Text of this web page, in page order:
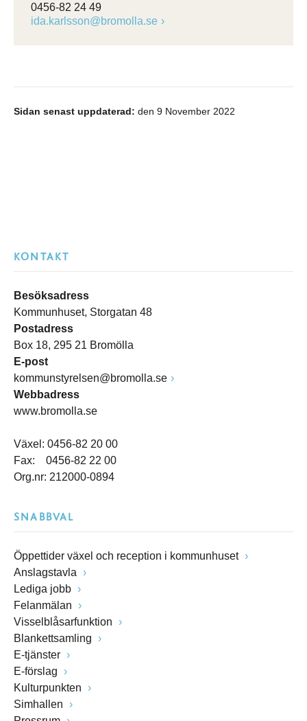
0456-82 24 49
ida.karlsson@bromolla.se
Sidan senast uppdaterad: den 9 November 2022
KONTAKT
Besöksadress
Kommunhuset, Storgatan 48
Postadress
Box 18, 295 21 Bromölla
E-post
kommunstyrelsen@bromolla.se
Webbadress
www.bromolla.se
Växel: 0456-82 20 00
Fax: 0456-82 22 00
Org.nr: 212000-0894
SNABBVAL
Öppettider växel och reception i kommunhuset
Anslagstavla
Lediga jobb
Felanmälan
Visselblåsarfunktion
Blankettsamling
E-tjänster
E-förslag
Kulturpunkten
Simhallen